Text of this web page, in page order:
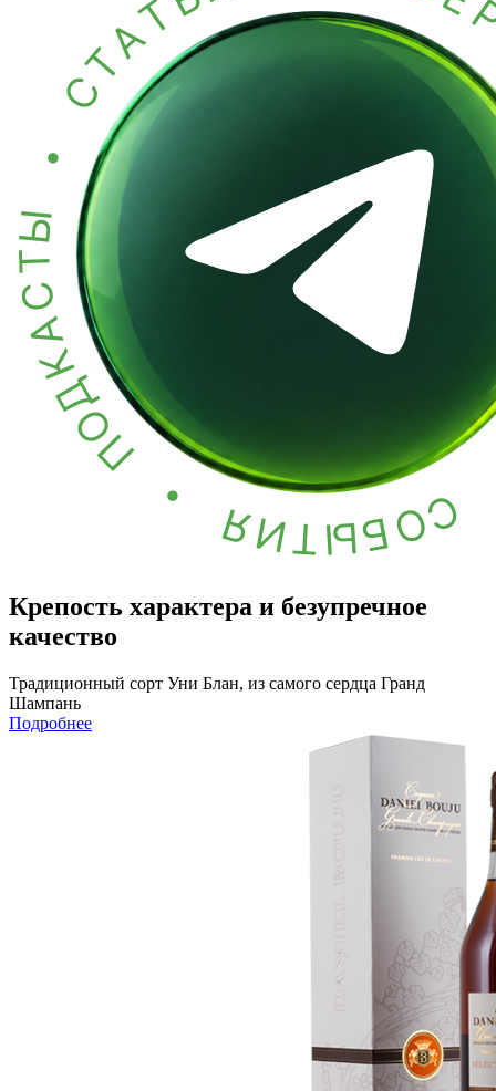
Крепость характера и безупречное
качество
Традиционный сорт Уни Блан, из самого сердца Гранд
Шампань
Подробнее